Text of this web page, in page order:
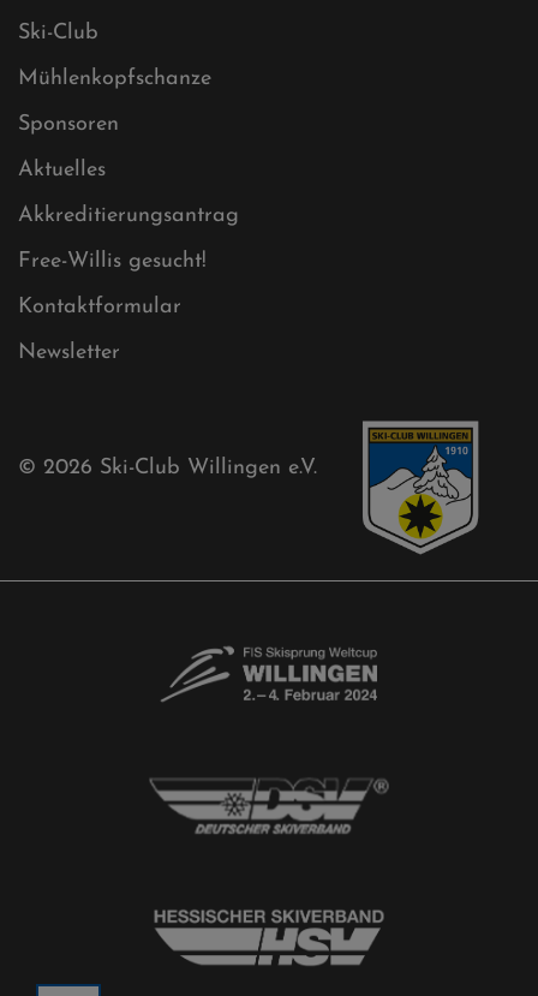
Sitemap XML
Cookies
Ski-Club
Mühlenkopfschanze
Sponsoren
Aktuelles
Akkreditierungsantrag
Free-Willis gesucht!